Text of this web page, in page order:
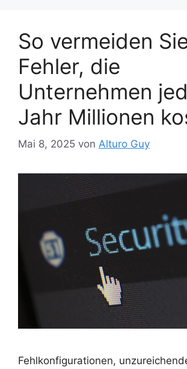
So vermeiden
Fehler, die
Unternehmen
Jahr Millionen
Mai 8, 2025 von Alturo Guy
Fehlkonfigurationen,